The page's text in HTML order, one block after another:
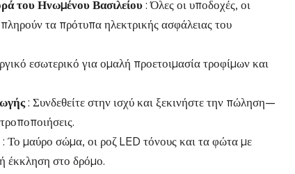
του Ηνωμένου Βασιλείου: Όλες οι υποδοχές, οι
τα πρότυπα ηλεκτρικής ασφάλειας του
εσωτερικό για ομαλή προετοιμασία τροφίμων και
: Συνδεθείτε στην ισχύ και ξεκινήστε την πώληση—
: Το μαύρο σώμα, οι ροζ LED τόνους και τα φώτα με
έκκληση στο δρόμο.